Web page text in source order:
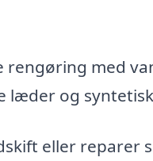
med
læder og
eller reparer